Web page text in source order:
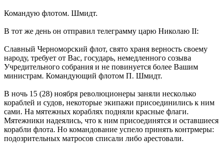
Командую флотом. Шмидт.
В тот же день он отправил телеграмму царю Николаю II:
Славный Черноморский флот, свято храня верность своему
народу, требует от Вас, государь, немедленного созыва
Учредительного собрания и не повинуется более Вашим
министрам. Командующий флотом П. Шмидт.
В ночь 15 (28) ноября революционеры заняли несколько
кораблей и судов, некоторые экипажи присоединились к ним
сами. На мятежных кораблях подняли красные флаги.
Мятежники надеялись, что к ним присоединятся и оставшиеся
корабли флота. Но командование успело принять контрмеры:
подозрительных матросов списали либо арестовали.